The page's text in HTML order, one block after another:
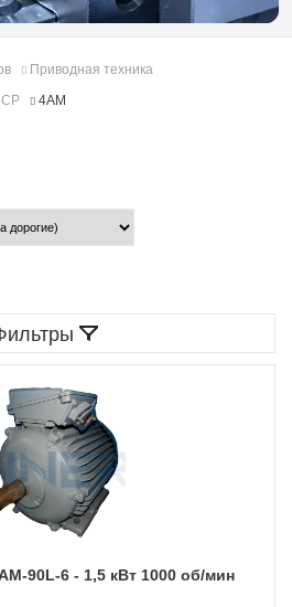
Приводная техника
4АМ
90L-6 - 1,5 кВт 1000 об/мин